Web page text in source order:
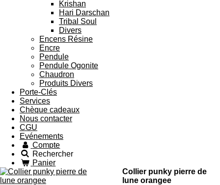
Krishan
Hari Darschan
Tribal Soul
Divers
Encens Résine
Encre
Pendule
Pendule Ogonite
Chaudron
Produits Divers
Porte-Clés
Services
Chèque cadeaux
Nous contacter
CGU
Evénements
Compte
Rechercher
Panier
Collier punky pierre de
lune orangee